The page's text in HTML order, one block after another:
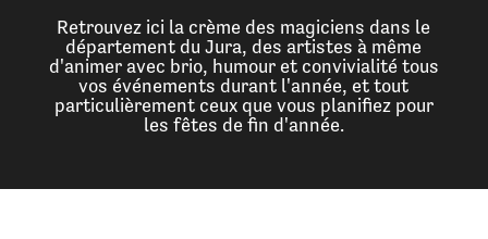
Retrouvez ici la crème des magiciens dans le
département du Jura, des artistes à même
d'animer avec brio, humour et convivialité tous
vos événements durant l'année, et tout
particulièrement ceux que vous planifiez pour
les fêtes de fin d'année.